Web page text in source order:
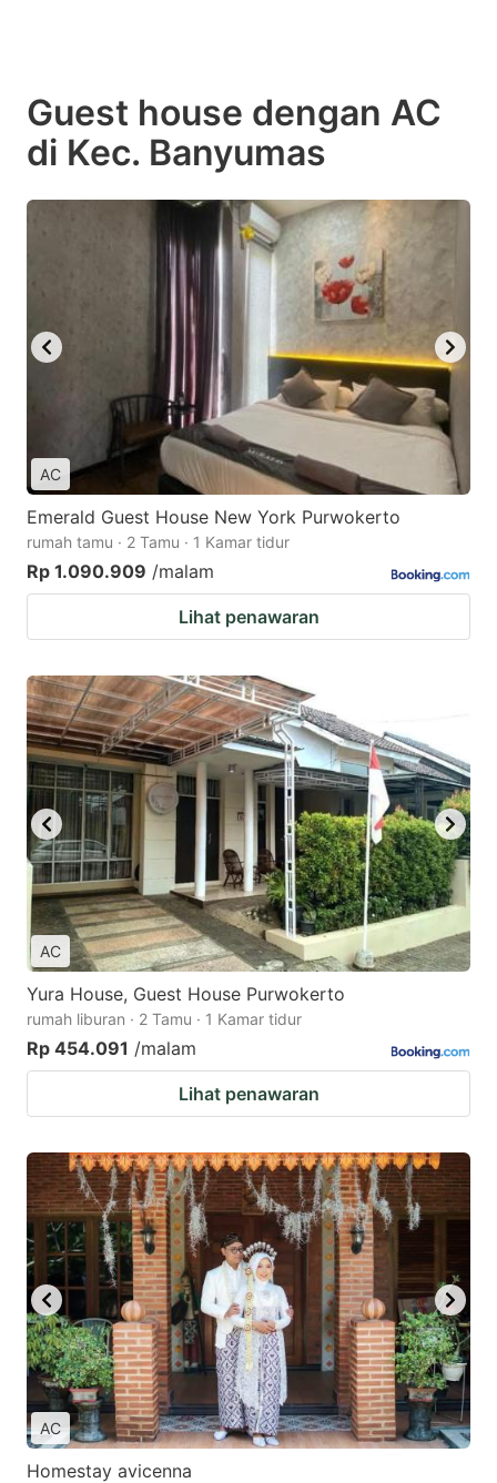
Guest house dengan AC
di Kec. Banyumas
AC
Emerald Guest House New York Purwokerto
rumah tamu · 2 Tamu · 1 Kamar tidur
Rp 1.090.909 /malam
Lihat penawaran
AC
Yura House, Guest House Purwokerto
rumah liburan · 2 Tamu · 1 Kamar tidur
Rp 454.091 /malam
Lihat penawaran
AC
Homestay avicenna